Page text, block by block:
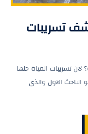
تسريبات
تسريبات المياة حلها
الاول والذى